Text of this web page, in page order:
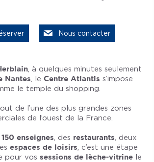
Nous contacter
, à quelques minutes seulement
Nantes, le Centre Atlantis s’impose
le temple du shopping.
de l’une des plus grandes zones
de l’ouest de la France.
150 enseignes, des restaurants, deux
espaces de loisirs, c’est une étape
pour vos sessions de lèche-vitrinele